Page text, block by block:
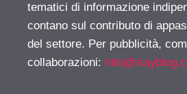
tematici di informazione
contano sul contributo di
del settore. Per pubblicità,
collaborazioni: